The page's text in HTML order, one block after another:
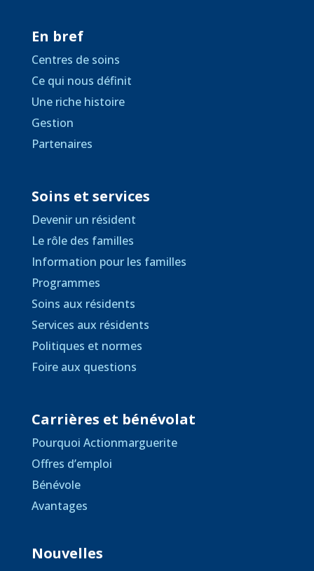
En bref
Centres de soins
Ce qui nous définit
Une riche histoire
Gestion
Partenaires
Soins et services
Devenir un résident
Le rôle des familles
Information pour les familles
Programmes
Soins aux résidents
Services aux résidents
Politiques et normes
Foire aux questions
Carrières et bénévolat
Pourquoi Actionmarguerite
Offres d’emploi
Bénévole
Avantages
Nouvelles